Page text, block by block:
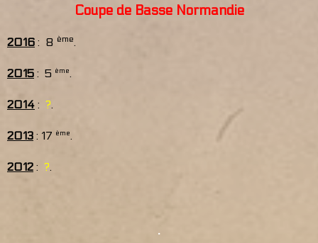
Coupe de Basse Normandie
2016 : 8 ème.
2015 : 5 ème.
2014 : ?.
2013 : 17 ème.
2012 : ?.
.